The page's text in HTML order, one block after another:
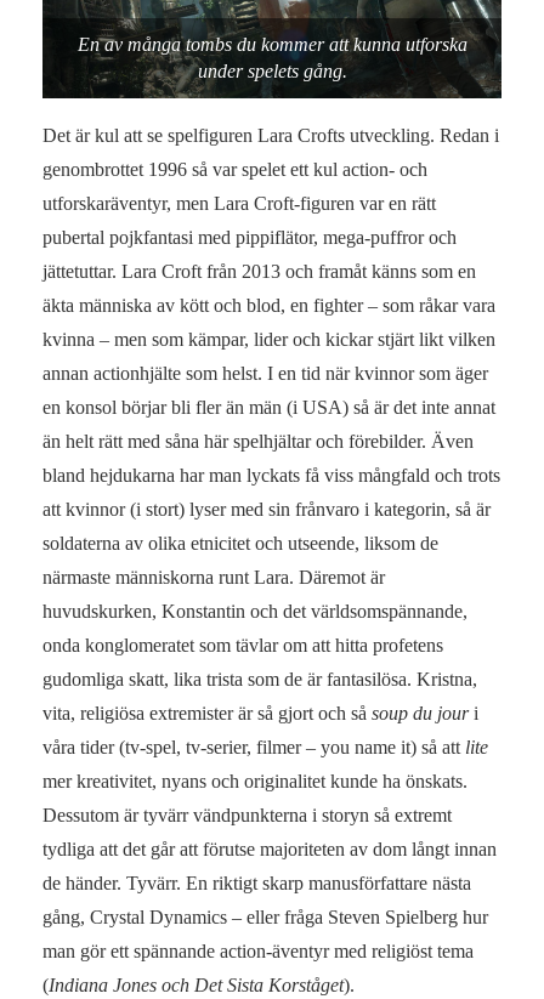
En av många tombs du kommer att kunna utforska
under spelets gång.
Det är kul att se spelfiguren Lara Crofts utveckling. Redan i
genombrottet 1996 så var spelet ett kul action- och
utforskaräventyr, men Lara Croft-figuren var en rätt
pubertal pojkfantasi med pippiflätor, mega-puffror och
jättetuttar. Lara Croft från 2013 och framåt känns som en
äkta människa av kött och blod, en fighter – som råkar vara
kvinna – men som kämpar, lider och kickar stjärt likt vilken
annan actionhjälte som helst. I en tid när kvinnor som äger
en konsol börjar bli fler än män (i USA) så är det inte annat
än helt rätt med såna här spelhjältar och förebilder. Även
bland hejdukarna har man lyckats få viss mångfald och trots
att kvinnor (i stort) lyser med sin frånvaro i kategorin, så är
soldaterna av olika etnicitet och utseende, liksom de
närmaste människorna runt Lara. Däremot är
huvudskurken, Konstantin och det världsomspännande,
onda konglomeratet som tävlar om att hitta profetens
gudomliga skatt, lika trista som de är fantasilösa. Kristna,
vita, religiösa extremister är så gjort och så soup du jouri
våra tider (tv-spel, tv-serier, filmer – you name it) så att lite
mer kreativitet, nyans och originalitet kunde ha önskats.
Dessutom är tyvärr vändpunkterna i storyn så extremt
tydliga att det går att förutse majoriteten av dom långt innan
de händer. Tyvärr. En riktigt skarp manusförfattare nästa
gång, Crystal Dynamics – eller fråga Steven Spielberg hur
man gör ett spännande action-äventyr med religiöst tema
(Indiana Jones och Det Sista Korståget).